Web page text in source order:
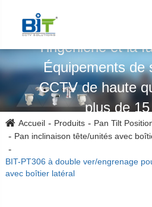
Spécialisé dans
l'ingénierie et la
Équipements de
CCTV de haute
plus de
Accueil Produits
Pan Tilt
Pan inclinaison tête/unités avec
BIT-PT306 à double ver/engrenage
avec boîtier latéral